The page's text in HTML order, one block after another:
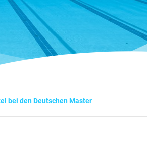
bei den Deutschen Master